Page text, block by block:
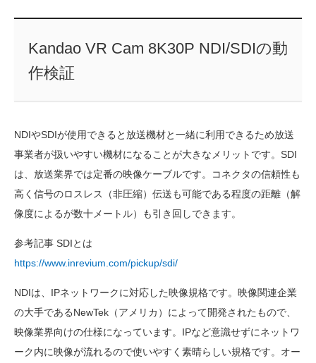
Kandao VR Cam 8K30P NDI/SDIの動
作検証
NDIやSDIが使用できると放送機材と一緒に利用できるため放送
事業者が扱いやすい機材になることが大きなメリットです。SDI
は、放送業界では定番の映像ケーブルです。コネクタの信頼性も
高く信号のロスレス（非圧縮）伝送も可能である程度の距離（解
像度によるが数十メートル）も引き回しできます。
参考記事 SDIとは
https://www.inrevium.com/pickup/sdi/
NDIは、IPネットワークに対応した映像規格です。映像関連企業
の大手であるNewTek（アメリカ）によって開発されたもので、
映像業界向けの仕様になっています。IPなど意識せずにネットワ
ーク内に映像が流れるので使いやすく素晴らしい規格です。オー